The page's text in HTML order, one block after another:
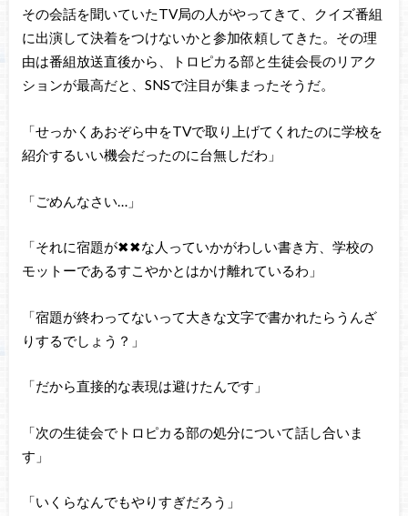
その会話を聞いていたTV局の人がやってきて、クイズ番組
に出演して決着をつけないかと参加依頼してきた。その理
由は番組放送直後から、トロピカる部と生徒会長のリアク
ションが最高だと、SNSで注目が集まったそうだ。
「せっかくあおぞら中をTVで取り上げてくれたのに学校を
紹介するいい機会だったのに台無しだわ」
「ごめんなさい…」
「それに宿題が✖✖な人っていかがわしい書き方、学校の
モットーであるすこやかとはかけ離れているわ」
「宿題が終わってないって大きな文字で書かれたらうんざ
りするでしょう？」
「だから直接的な表現は避けたんです」
「次の生徒会でトロピカる部の処分について話し合いま
す」
「いくらなんでもやりすぎだろう」